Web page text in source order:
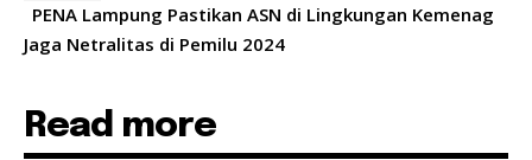
PENA Lampung Pastikan ASN di Lingkungan Kemenag
Jaga Netralitas di Pemilu 2024
Read more